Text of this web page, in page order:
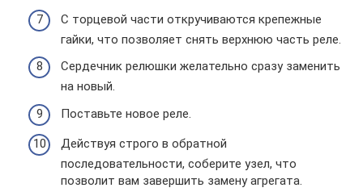
С торцевой части откручиваются крепежные
гайки, что позволяет снять верхнюю часть реле.
Сердечник релюшки желательно сразу заменить
на новый.
Поставьте новое реле.
Действуя строго в обратной
последовательности, соберите узел, что
позволит вам завершить замену агрегата.